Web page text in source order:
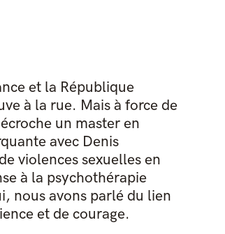
et la République
à la rue. Mais à force de
un master en
avec Denis
violences sexuelles en
à la psychothérapie
nous avons parlé du lien
et de courage.